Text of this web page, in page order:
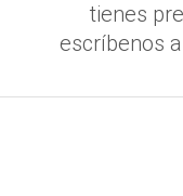
tienes
escríbenos a